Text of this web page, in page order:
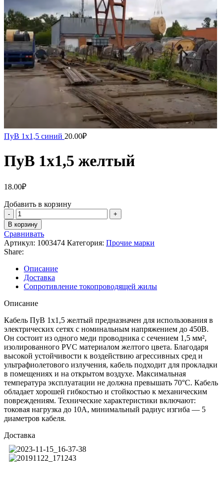
ПуВ 1х1,5 синий 20.00₽
ПуВ 1х1,5 желтый
18.00₽
Добавить в корзину
В корзину
Сравнивать
Артикул: 1003474 Категория: Прочие марки
Share:
Описание
Доставка
Сопротивление токопроводящей жилы
Описание
Кабель ПуВ 1х1,5 желтый предназначен для использования в
электрических сетях с номинальным напряжением до 450В.
Он состоит из одного меди проводника с сечением 1,5 мм²,
изолированного PVC материалом желтого цвета. Благодаря
высокой устойчивости к воздействию агрессивных сред и
ультрафиолетового излучения, кабель подходит для прокладки
в помещениях и на открытом воздухе. Максимальная
температура эксплуатации не должна превышать 70°C. Кабель
обладает хорошей гибкостью и стойкостью к механическим
повреждениям. Технические характеристики включают:
токовая нагрузка до 10А, минимальный радиус изгиба — 5
диаметров кабеля.
Доставка